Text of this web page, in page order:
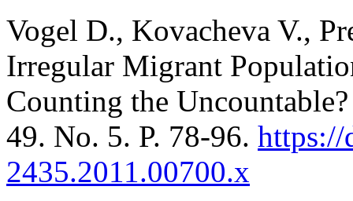
Vogel D., Kovacheva V.,
Irregular Migrant
Counting the
49. No. 5. P. 78-96. https://
2435.2011.00700.x